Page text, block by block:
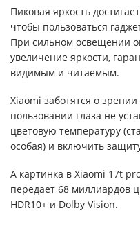
Пиковая яркость
чтобы пользоваться
При сильном освещении
увеличение яркости,
видимым и читаемым.
Xiaomi заботятся о
пользовании глаза не
цветовую температуру
особая) и включить
А картинка в Xiaomi 17t
передает 68 миллиардов
HDR10+ и Dolby Vision.